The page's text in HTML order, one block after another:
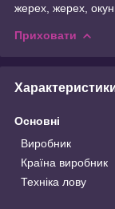
жерех, жерех,
Приховати
Основні
Виробник
Країна виробник
Техніка лову